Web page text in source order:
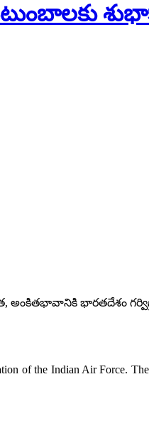
భారతదేశం
of the Indian Air Force.